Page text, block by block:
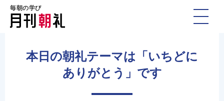
毎朝の学び
本日の朝礼テーマは「いちどに
ありがとう」です